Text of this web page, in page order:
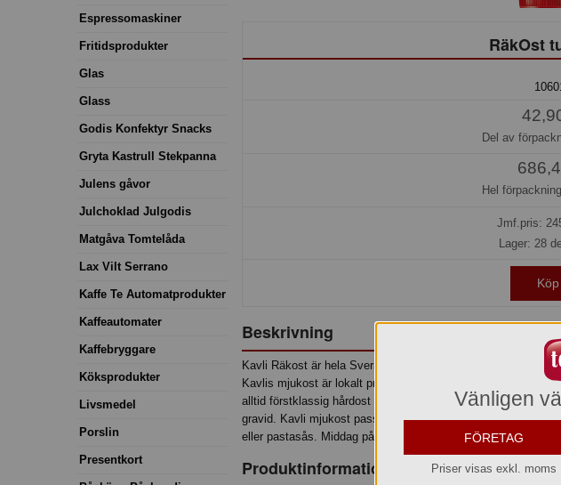
Espressomaskiner
Fritidsprodukter
Glas
Glass
Godis Konfektyr Snacks
Gryta Kastrull Stekpanna
Julens gåvor
Julchoklad Julgodis
Matgåva Tomtelåda
Lax Vilt Serrano
Kaffe Te Automatprodukter
Kaffeautomater
Kaffebryggare
Köksprodukter
Livsmedel
Porslin
Presentkort
RäkOst
Del av
Hel
Jmf.pris:
Lager: 28
Beskrivning
Kavli Räkost är hela Sveriges favoritmjukost, gjord på
Kavlis mjukost är lokalt producerad i Älvsjö. För att få bästa
alltid förstklassig hårdost och bästa råvaror. Alla våra
gravid. Kavli mjukost passar bra att ha på smörgåsen, som
eller pastasås. Middag på 10 minuter
Produktinformation
Vänligen
FÖRETAG
Priser visas exkl. moms